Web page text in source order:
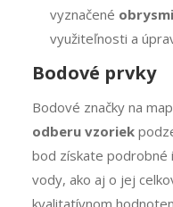
vyznačené obrysmi
využiteľnosti a
Bodové prvky
Bodové značky na
odberu vzoriek
bod získate podrobné
vody, ako aj o jej
kvalitatívnom